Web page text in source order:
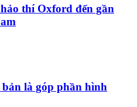
thí Oxford đến gần
là góp phần hình